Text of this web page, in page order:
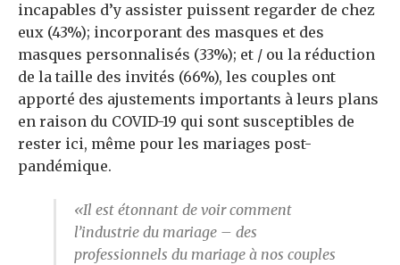
incapables d’y assister puissent regarder de chez
eux (43%); incorporant des masques et des
masques personnalisés (33%); et / ou la réduction
de la taille des invités (66%), les couples ont
apporté des ajustements importants à leurs plans
en raison du COVID-19 qui sont susceptibles de
rester ici, même pour les mariages post-
pandémique.
«Il est étonnant de voir comment
l’industrie du mariage – des
professionnels du mariage à nos couples